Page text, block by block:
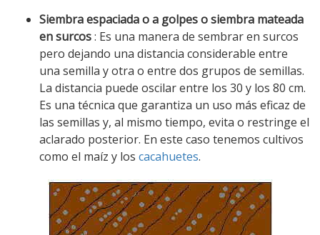
Siembra espaciada o a golpes o siembra mateada
en surcos: Es una manera de sembrar en surcos
pero dejando una distancia considerable entre
una semilla y otra o entre dos grupos de semillas.
La distancia puede oscilar entre los 30 y los 80 cm.
Es una técnica que garantiza un uso más eficaz de
las semillas y, al mismo tiempo, evita o restringe el
aclarado posterior. En este caso tenemos cultivos
como el maíz y los cacahuetes.